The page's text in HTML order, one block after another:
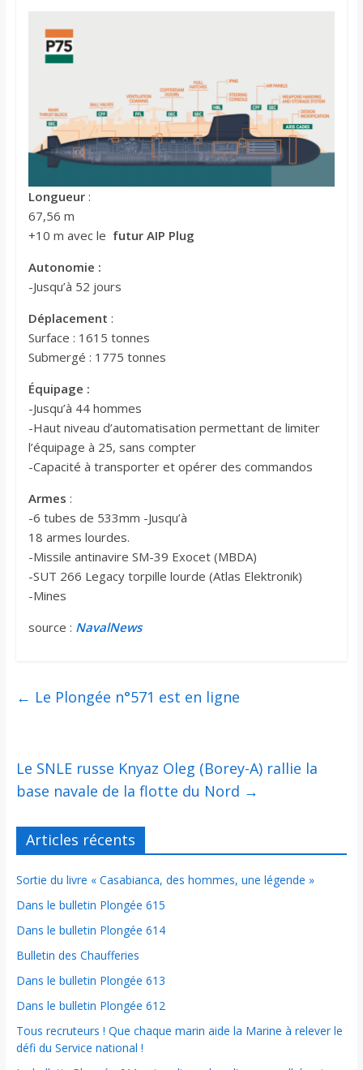
Longueur:
67,56 m
+10 m avec le futur AIP Plug
Autonomie :
-Jusqu’à 52 jours
Déplacement :
Surface : 1615 tonnes
Submergé : 1775 tonnes
Équipage :
-Jusqu’à 44 hommes
-Haut niveau d’automatisation permettant de limiter
l’équipage à 25, sans compter
-Capacité à transporter et opérer des commandos
Armes :
-6 tubes de 533mm -Jusqu’à
18 armes lourdes.
-Missile antinavire SM-39 Exocet (MBDA)
-SUT 266 Legacy torpille lourde (Atlas Elektronik)
-Mines
source : NavalNews
← Le Plongée n°571 est en ligne
Le SNLE russe Knyaz Oleg (Borey-A) rallie la
base navale de la flotte du Nord →
Articles récents
Sortie du livre « Casabianca, des hommes, une légende »
Dans le bulletin Plongée 615
Dans le bulletin Plongée 614
Bulletin des Chaufferies
Dans le bulletin Plongée 613
Dans le bulletin Plongée 612
Tous recruteurs ! Que chaque marin aide la Marine à relever le
défi du Service national !